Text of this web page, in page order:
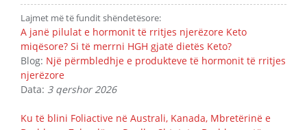
Lajmet më të fundit shëndetësore:
A janë pilulat e hormonit të rritjes njerëzore Keto
miqësore? Si të merrni HGH gjatë dietës Keto?
Blog: Një përmbledhje e produkteve të hormonit të rritjes
njerëzore
Data: 3 qershor 2026
Ku të blini Foliactive në Australi, Kanada, Mbretërinë e